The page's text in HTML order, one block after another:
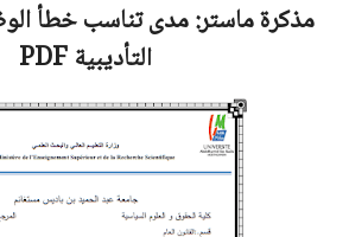
مذكرة ماستر:مدى تناسب خطأ
التأديبية PDF